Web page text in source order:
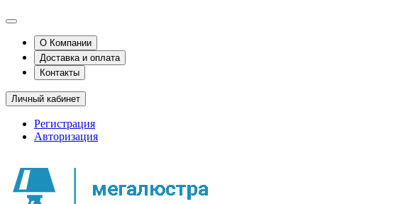
О Компании
Доставка и оплата
Контакты
Личный кабинет
Регистрация
Авторизация